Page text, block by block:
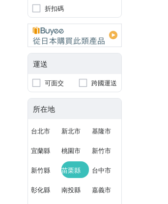
折扣碼
運送
可面交 跨國運送
所在地
台北市 新北市 基隆市
宜蘭縣 桃園市 新竹市
新竹縣 苗栗縣 台中市
彰化縣 南投縣 嘉義市